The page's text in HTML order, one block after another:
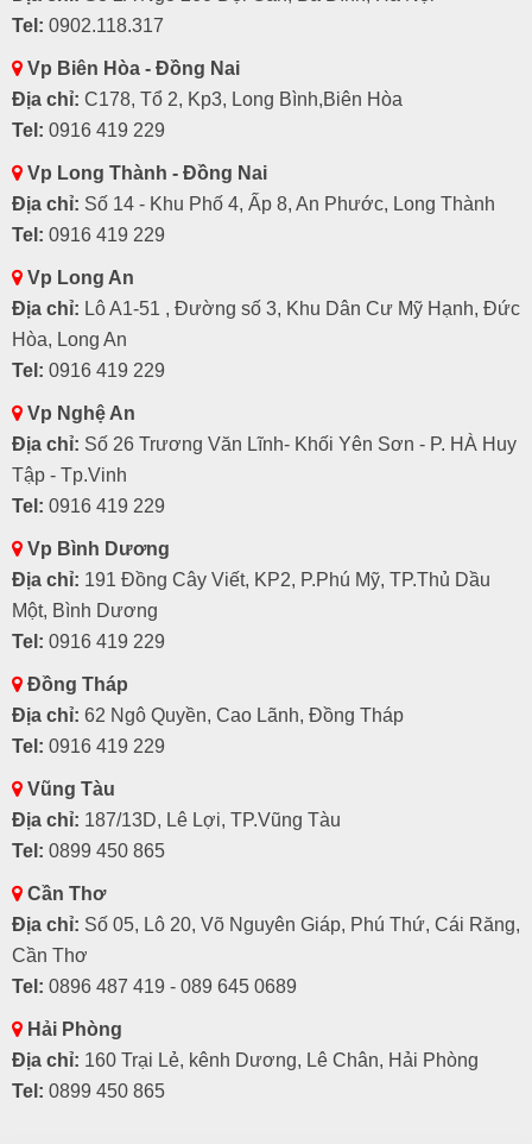
Tel: 0902.118.317
Vp Biên Hòa - Đồng Nai
Địa chỉ: C178, Tổ 2, Kp3, Long Bình,Biên Hòa
Tel: 0916 419 229
Vp Long Thành - Đồng Nai
Địa chỉ: Số 14 - Khu Phố 4, Ấp 8, An Phước, Long Thành
Tel: 0916 419 229
Vp Long An
Địa chỉ: Lô A1-51 , Đường số 3, Khu Dân Cư Mỹ Hạnh, Đức
Hòa, Long An
Tel: 0916 419 229
Vp Nghệ An
Địa chỉ: Số 26 Trương Văn Lĩnh- Khối Yên Sơn - P. HÀ Huy
Tập - Tp.Vinh
Tel: 0916 419 229
Vp Bình Dương
Địa chỉ: 191 Đồng Cây Viết, KP2, P.Phú Mỹ, TP.Thủ Dầu
Một, Bình Dương
Tel: 0916 419 229
Đồng Tháp
Địa chỉ: 62 Ngô Quyền, Cao Lãnh, Đồng Tháp
Tel: 0916 419 229
Vũng Tàu
Địa chỉ: 187/13D, Lê Lợi, TP.Vũng Tàu
Tel: 0899 450 865
Cần Thơ
Địa chỉ: Số 05, Lô 20, Võ Nguyên Giáp, Phú Thứ, Cái Răng,
Cần Thơ
Tel: 0896 487 419 - 089 645 0689
Hải Phòng
Địa chỉ: 160 Trại Lẻ, kênh Dương, Lê Chân, Hải Phòng
Tel: 0899 450 865